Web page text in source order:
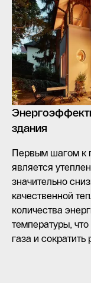
здания
Первым шагом к
является
значительно
качественной
количества
температуры,
газа и